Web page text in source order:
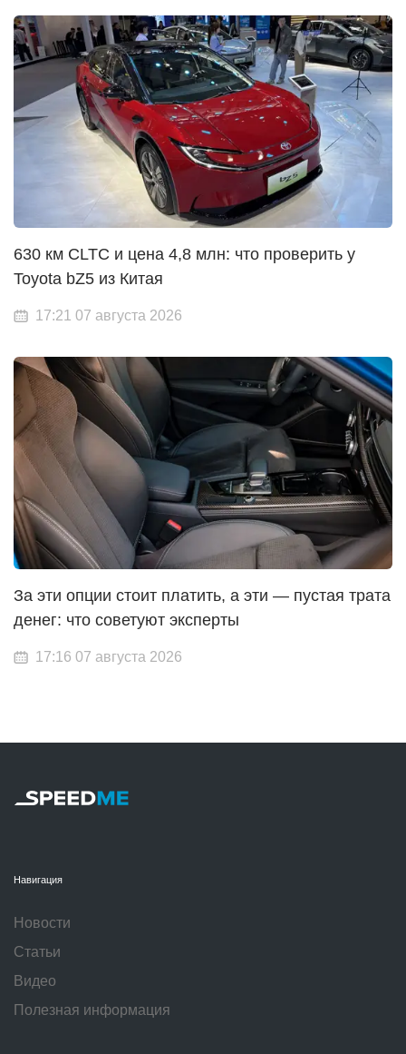
630 км CLTC и цена 4,8 млн: что проверить у
Toyota bZ5 из Китая
17:21 07 августа 2026
За эти опции стоит платить, а эти — пустая трата
денег: что советуют эксперты
17:16 07 августа 2026
Навигация
Новости
Статьи
Видео
Полезная информация